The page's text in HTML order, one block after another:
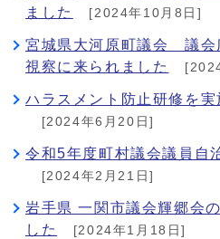
ました
[2024年10月8日]
宮城県大河原町議会 議会
視察に来られました
ハラスメント防止研修を実
[2024年6月20日]
令和5年度町村議会議員自
[2024年2月21日]
岩手県 一関市議会輝郷会
した
[2024年1月18日]